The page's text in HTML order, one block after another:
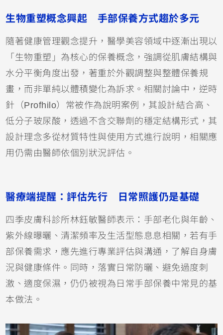
生物重塑概念興起 手部保養方式趨於多元
隨著健康管理觀念提升，醫學美容領域中逐漸出現以
「生物重塑」為核心的保養概念，強調從肌膚結構與
水分平衡角度出發，著重於外觀調整與整體保養規
畫，而非單純以體積變化為訴求。相關討論中，逆時
針（Profhilo）常被作為說明案例，其設計結合高、
低分子玻尿酸，透過不含交聯劑的穩定結構形式，其
設計理念多從材質特性與使用方式進行說明，相關應
用仍需由醫師依個別狀況評估。
醫療端提醒：評估先行 日常照護仍是基礎
四季皮膚科診所林鈺敏醫師表示：手部老化與年齡、
紫外線曝曬、清潔頻率及生活型態息息相關，若有手
部保養需求，應先進行專業評估與溝通，了解自身膚
況與健康條件。同時，落實日常防曬、避免過度刺
激、適度保濕，仍仍被視為日常手部保養中常見的基
本做法。